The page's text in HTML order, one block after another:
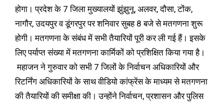
होगा। प्रदेश के 7 जिला मुख्यालयों झुंझुनू, अलवर, दौसा, टोंक,
नागौर, उदयपुर व डूंगरपुर पर शनिवार सुबह 8 बजे से मतगणना शुरू
होगी। मतगणना के संबंध में सभी तैयारियों पूरी कर ली गई हैं। इसके
लिए पर्याप्त संख्या में मतगणना कार्मिकों को प्रशिक्षित किया गया है।
महाजन ने गुरुवार को सभी 7 जिलों के निर्वाचन अधिकारियों और
रिटर्निंग अधिकारियों के साथ वीडियो कांफ्रेंस के माध्यम से मतगणना
की तैयारियों की समीक्षा की। उन्होंने निर्वाचन, प्रशासन और पुलिस